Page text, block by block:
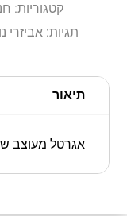
קטגוריות:
תגיות:אביזרי
תיאור
אגרטל מעוצב